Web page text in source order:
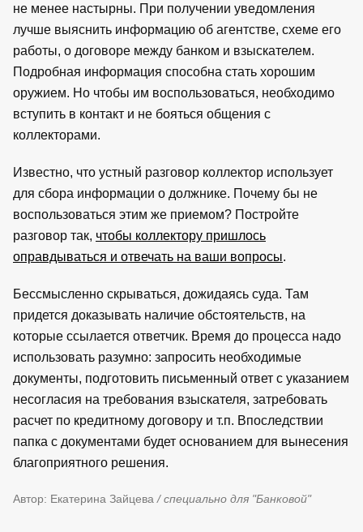
не менее настырны. При получении уведомления
лучше выяснить информацию об агентстве, схеме его
работы, о договоре между банком и взыскателем.
Подробная информация способна стать хорошим
оружием. Но чтобы им воспользоваться, необходимо
вступить в контакт и не бояться общения с
коллекторами.
Известно, что устный разговор коллектор использует
для сбора информации о должнике. Почему бы не
воспользоваться этим же приемом? Постройте
разговор так, чтобы коллектору пришлось
оправдываться и отвечать на ваши вопросы.
Бессмысленно скрываться, дожидаясь суда. Там
придется доказывать наличие обстоятельств, на
которые ссылается ответчик. Время до процесса надо
использовать разумно: запросить необходимые
документы, подготовить письменный ответ с указанием
несогласия на требования взыскателя, затребовать
расчет по кредитному договору и т.п. Впоследствии
папка с документами будет основанием для вынесения
благоприятного решения.
Автор: Екатерина Зайцева / специально для "Банковой"